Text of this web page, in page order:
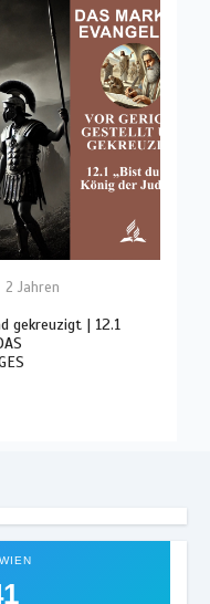
2 Jahren
gekreuzigt | 12.1